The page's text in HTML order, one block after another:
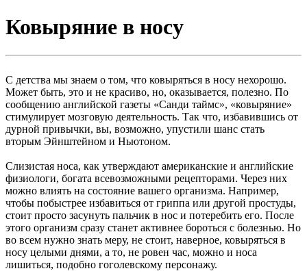
Ковыряние в носу
С детства мы знаем о том, что ковыряться в носу нехорошо.
Может быть, это и не красиво, но, оказывается, полезно. По
сообщению английской газеты «Санди таймс», «ковыряние»
стимулирует мозговую деятельность. Так что, избавившись от
дурной привычки, вы, возможно, упустили шанс стать
вторым Эйнштейном и Ньютоном.
Слизистая носа, как утверждают американские и английские
физиологи, богата всевозможными рецепторами. Через них
можно влиять на состояние вашего организма. Например,
чтобы побыстрее избавиться от гриппа или другой простуды,
стоит просто засунуть пальчик в нос и потеребить его. После
этого организм сразу станет активнее бороться с болезнью. Но
во всем нужно знать меру, не стоит, наверное, ковыряться в
носу целыми днями, а то, не ровен час, можно и носа
лишиться, подобно гоголевскому персонажу.